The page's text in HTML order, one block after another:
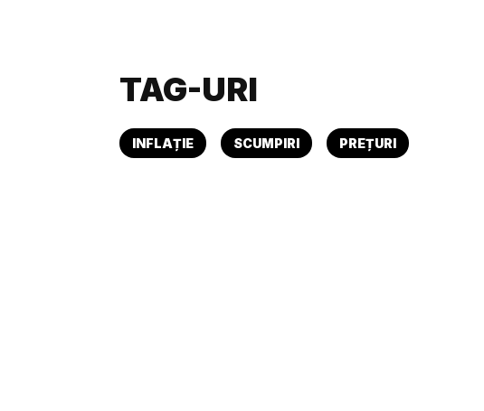
TAG-URI
INFLAȚIE SCUMPIRI PREȚURI